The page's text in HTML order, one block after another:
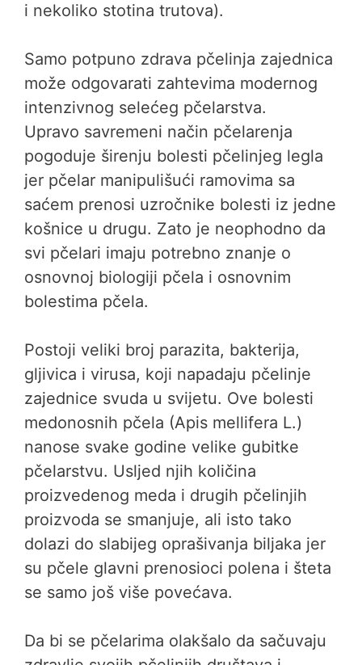
i nekoliko stotina trutova).
Samo potpuno zdrava pčelinja zajednica
može odgovarati zahtevima modernog
intenzivnog selećeg pčelarstva.
Upravo savremeni način pčelarenja
pogoduje širenju bolesti pčelinjeg legla
jer pčelar manipulišući ramovima sa
saćem prenosi uzročnike bolesti iz jedne
košnice u drugu. Zato je neophodno da
svi pčelari imaju potrebno znanje o
osnovnoj biologiji pčela i osnovnim
bolestima pčela.
Postoji veliki broj parazita, bakterija,
gljivica i virusa, koji napadaju pčelinje
zajednice svuda u svijetu. Ove bolesti
medonosnih pčela (Apis mellifera L.)
nanose svake godine velike gubitke
pčelarstvu. Usljed njih količina
proizvedenog meda i drugih pčelinjih
proizvoda se smanjuje, ali isto tako
dolazi do slabijeg oprašivanja biljaka jer
su pčele glavni prenosioci polena i šteta
se samo još više povećava.
Da bi se pčelarima olakšalo da sačuvaju